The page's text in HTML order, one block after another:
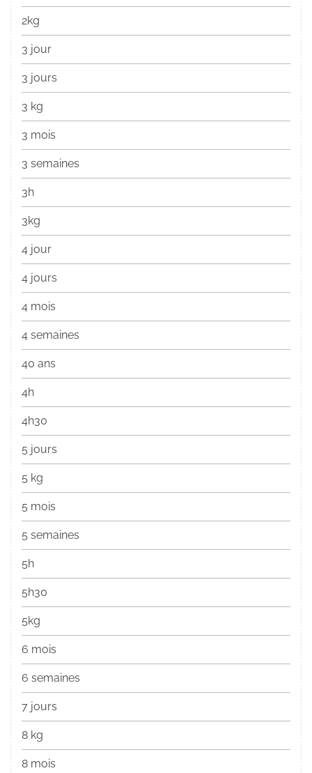
2kg
3 jour
3 jours
3 kg
3 mois
3 semaines
3h
3kg
4 jour
4 jours
4 mois
4 semaines
40 ans
4h
4h30
5 jours
5 kg
5 mois
5 semaines
5h
5h30
5kg
6 mois
6 semaines
7 jours
8 kg
8 mois